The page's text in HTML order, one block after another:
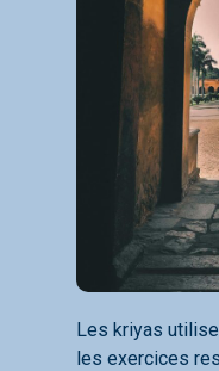
Les kriyas
les exercices